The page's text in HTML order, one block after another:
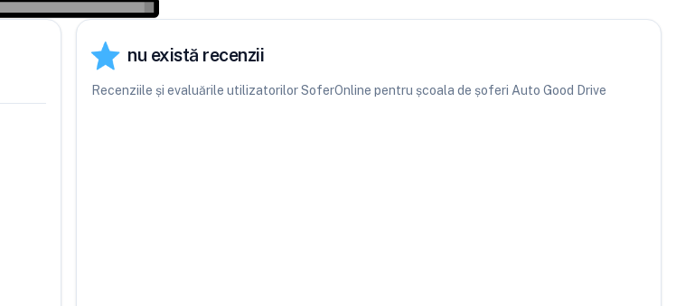
nu există recenzii
Recenziile și evaluările utilizatorilor SoferOnline pentru școala de șoferi Auto Good Drive